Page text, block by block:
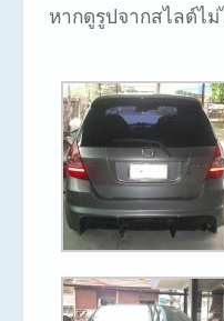
หากดูรูปจากสไลด์ไม่